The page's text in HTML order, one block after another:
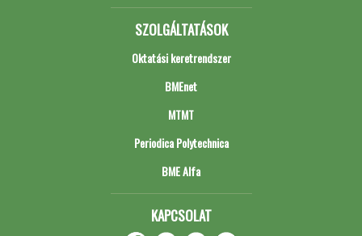
SZOLGÁLTATÁSOK
Oktatási keretrendszer
BMEnet
MTMT
Periodica Polytechnica
BME Alfa
KAPCSOLAT